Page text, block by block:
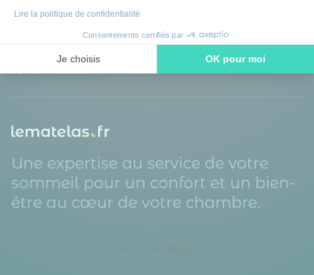
Lire la politique de confidentialité
Consentements certifiés par
Je choisis OK pour moi
Dès 49 € d'achat
Conseils personnalisés
Une expertise au service de votre
sommeil pour un confort et un bien-
être au cœur de votre chambre.